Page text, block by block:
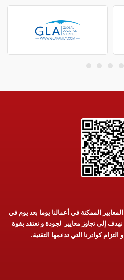
الممكنة في أعمالنا يوما بعد يوم في
إلى تجاوز معايير الجودة و نعتقد بقوة
كوادرنا التي تدعمها التقنية.